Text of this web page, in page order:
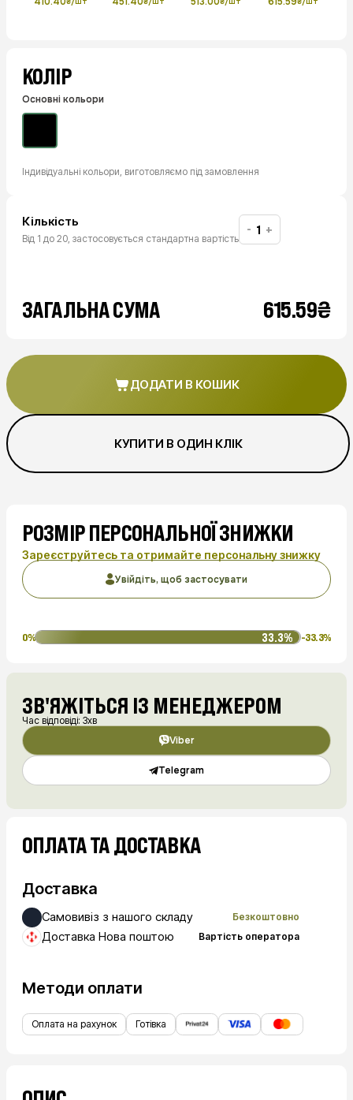
КОЛІР
Основні кольори
Індивідуальні кольори, виготовляємо під замовлення
Кількість
Від 1 до 20, застосовується стандартна вартість
- +
ЗАГАЛЬНА СУМА 615.59₴
ДОДАТИ В КОШИК
КУПИТИ В ОДИН КЛІК
РОЗМІР ПЕРСОНАЛЬНОЇ ЗНИЖКИ
Зареєструйтесь та отримайте персональну знижку
Увійдіть, щоб застосувати
0% 33.3% -33.3%
ЗВ'ЯЖІТЬСЯ ІЗ МЕНЕДЖЕРОМ
Час відповіді: 3хв
Viber
Telegram
ОПЛАТА ТА ДОСТАВКА
Доставка
Самовивіз з нашого складу Безкоштовно
Доставка Нова поштою Вартість оператора
Методи оплати
Оплата на рахунок Готівка